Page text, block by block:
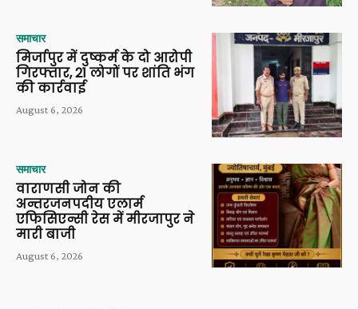
समाचार
मिर्जापुर में दुष्कर्म के दो आरोपी
गिरफ्तार, 21 लोगों पर शांति भंग
की कार्रवाई
August 6, 2026
समाचार
वाराणसी जोन की
अन्तरजनपदीय एलार्म
एफिसिएन्सी रेस में मीरजापुर ने
मारी बाजी
August 6, 2026